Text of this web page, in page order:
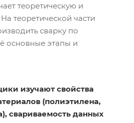
теоретическую и
теоретической части
сварку по
основные этапы и
изучают свойства
(полиэтилена,
свариваемость данных